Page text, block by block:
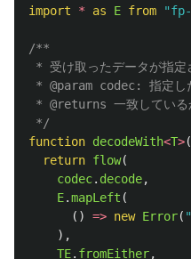
import
* as E from "
/**
* 受け取ったデータが指定
* @param codec: 指定し
* @returns 一致している
*/
function decodeWith<T>(
return flow(
codec. decode,
E.mapLeft (
()
=> new Error( "
),
TE. fromEither,